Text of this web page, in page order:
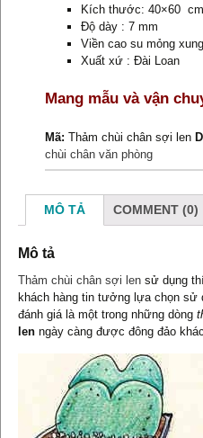
Kích thước: 40×60
Độ dày : 7 mm
Viền cao su mỏng
Xuất xứ : Đài Loan
Mang mẫu và vận
Mã: Thảm chùi chân sợi len
chùi chân văn phòng
MÔ TẢ COMMENT (0)
Mô tả
Thảm chùi chân sợi len sử dụng
khách hàng tin tưởng lựa chọn
đánh giá là một trong những dòng
len ngày càng được đông đảo